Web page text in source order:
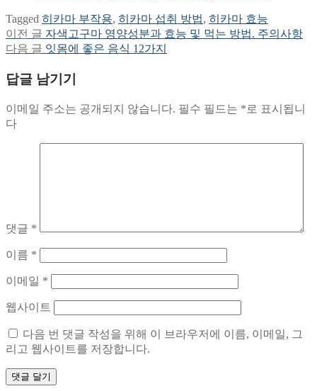
Tagged 히카마 부작용, 히카마 섭취 방법, 히카마 효능
글
탐
색
이전 글 Previous
post:
자색고구마 영양성분과 효능 및 먹는 방법. 주의사항
다음 글 Next
잇몸에 좋은 음식 12가지
답글 남기기
이메일 주소는 공개되지 않습니다. 필수 필드는 * 로 표시됩니
다
댓글 *
이름 *
이메일 *
웹사이트
다음 번 댓글 작성을 위해 이 브라우저에 이름, 이메일, 그
리고 웹사이트를 저장합니다.